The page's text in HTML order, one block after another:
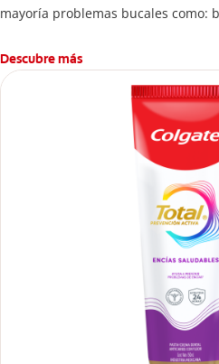
mayoría problemas bucales como:
caries.
Descubre más